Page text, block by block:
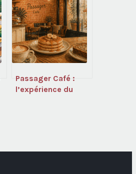
apéritif iconique
Passager Café :
l’expérience du